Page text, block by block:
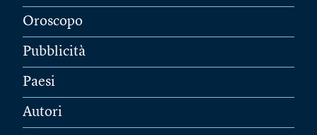
Oroscopo
Pubblicità
Paesi
Autori